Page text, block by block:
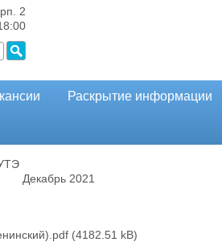
2
Раскрытие информации
Декабрь 2021
(4182.51 kB)